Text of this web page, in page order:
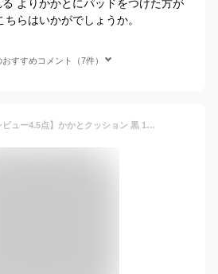
よりかかとにパッドをつけた方が
らはいかがでしょうか。
すすめコメント（7件）
送料無料【高評価レビュー4.5点】かかとクッション 黒 1組(2個)セット スニーカー かかとパッド サイズ調整 パカパカ防止 靴ずれ 滑り止め ヒール 衝撃吸収 ハサミ カット シール 粘着 かかと パッド かかと クッション 子供 靴擦れ 保護 厚手 ズレない 補修 交換